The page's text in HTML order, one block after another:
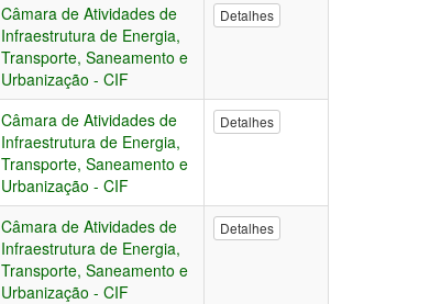
Câmara de Atividades de
Infraestrutura de Energia,
Transporte, Saneamento e
Urbanização - CIF
Detalhes
Câmara de Atividades de
Infraestrutura de Energia,
Transporte, Saneamento e
Urbanização - CIF
Detalhes
Câmara de Atividades de
Infraestrutura de Energia,
Transporte, Saneamento e
Urbanização - CIF
Detalhes